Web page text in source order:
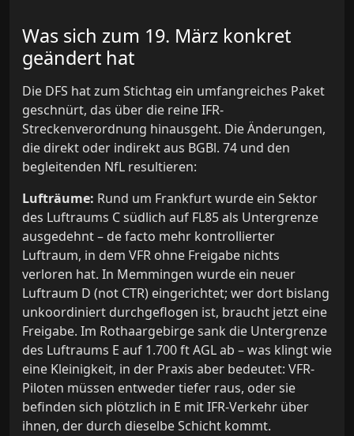
Was sich zum 19. März konkret
geändert hat
Die DFS hat zum Stichtag ein umfangreiches Paket
geschnürt, das über die reine IFR-
Streckenverordnung hinausgeht. Die Änderungen,
die direkt oder indirekt aus BGBl. 74 und den
begleitenden NfL resultieren:
Lufträume: Rund um Frankfurt wurde ein Sektor
des Luftraums C südlich auf FL85 als Untergrenze
ausgedehnt – de facto mehr kontrollierter
Luftraum, in dem VFR ohne Freigabe nichts
verloren hat. In Memmingen wurde ein neuer
Luftraum D (not CTR) eingerichtet; wer dort bislang
unkoordiniert durchgeflogen ist, braucht jetzt eine
Freigabe. Im Rothaargebirge sank die Untergrenze
des Luftraums E auf 1.700 ft AGL ab – was klingt wie
eine Kleinigkeit, in der Praxis aber bedeutet: VFR-
Piloten müssen entweder tiefer raus, oder sie
befinden sich plötzlich in E mit IFR-Verkehr über
ihnen, der durch dieselbe Schicht kommt.